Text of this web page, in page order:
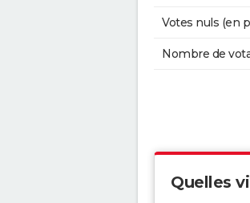
Votes nuls (en
Nombre de
Quelles